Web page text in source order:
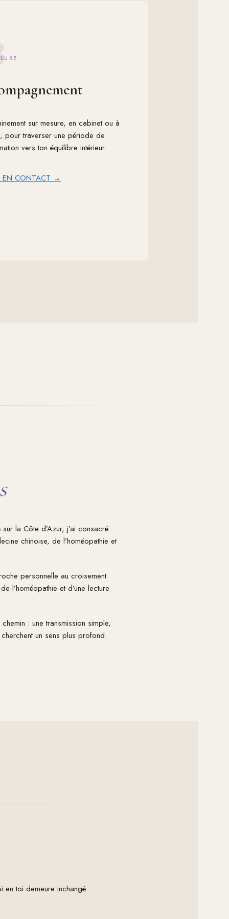
sur mesure, en cabinet ou à
pour traverser une période de
vers ton équilibre intérieur.
EN CONTACT →
la Côte d’Azur, j’ai consacré
chinoise, de l’homéopathie et
personnelle au croisement
l’homéopathie et d’une lecture
: une transmission simple,
un sens plus profond.
toi demeure inchangé.